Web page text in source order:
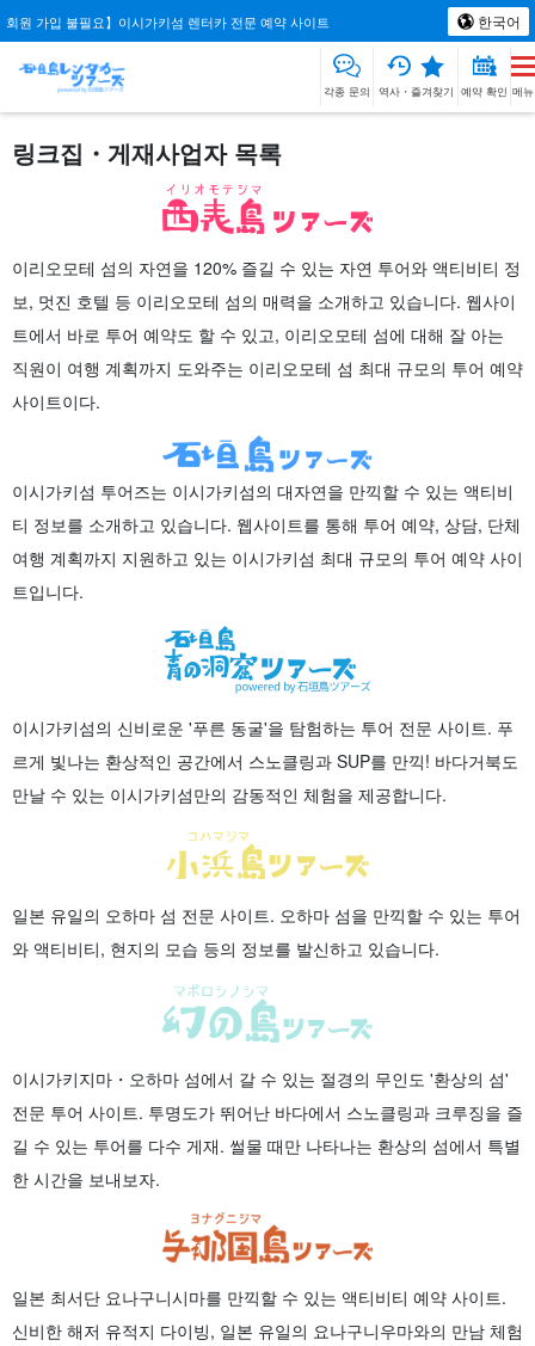
회원 가입 불필요】이시가키섬 렌터카 전문 예약 사이트 한국어
각종 문의 역사・즐겨찾기 예약 확인 메뉴
링크집・게재사업자 목록
이리오모테 섬의 자연을 120% 즐길 수 있는 자연 투어와 액티비티 정
보, 멋진 호텔 등 이리오모테 섬의 매력을 소개하고 있습니다. 웹사이
트에서 바로 투어 예약도 할 수 있고, 이리오모테 섬에 대해 잘 아는
직원이 여행 계획까지 도와주는 이리오모테 섬 최대 규모의 투어 예약
사이트이다.
이시가키섬 투어즈는 이시가키섬의 대자연을 만끽할 수 있는 액티비
티 정보를 소개하고 있습니다. 웹사이트를 통해 투어 예약, 상담, 단체
여행 계획까지 지원하고 있는 이시가키섬 최대 규모의 투어 예약 사이
트입니다.
이시가키섬의 신비로운 '푸른 동굴'을 탐험하는 투어 전문 사이트. 푸
르게 빛나는 환상적인 공간에서 스노클링과 SUP를 만끽! 바다거북도
만날 수 있는 이시가키섬만의 감동적인 체험을 제공합니다.
일본 유일의 오하마 섬 전문 사이트. 오하마 섬을 만끽할 수 있는 투어
와 액티비티, 현지의 모습 등의 정보를 발신하고 있습니다.
이시가키지마・오하마 섬에서 갈 수 있는 절경의 무인도 '환상의 섬'
전문 투어 사이트. 투명도가 뛰어난 바다에서 스노클링과 크루징을 즐
길 수 있는 투어를 다수 게재. 썰물 때만 나타나는 환상의 섬에서 특별
한 시간을 보내보자.
일본 최서단 요나구니시마를 만끽할 수 있는 액티비티 예약 사이트.
신비한 해저 유적지 다이빙, 일본 유일의 요나구니우마와의 만남 체험